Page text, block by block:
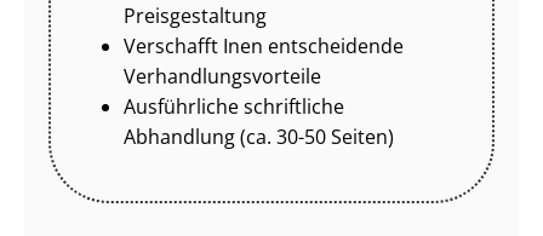
Preisgestaltung
Verschafft Inen entscheidende
Ver­hand­lungs­vor­tei­le
Ausführliche schriftliche
Abhandlung (ca. 30-50 Seiten)